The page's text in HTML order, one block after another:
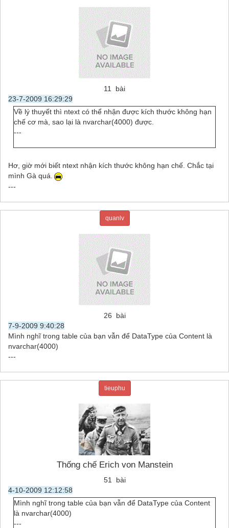
11 bài
23-7-2009 16:29:29
Về lý thuyết thì ntext có thể nhận được kích thước không hạn
chế cơ mà, sao lại là nvarchar(4000) được.
---
Hơ, giờ mới biết ntext nhận kích thước không hạn chế. Chắc tại
mình Gà quá.
---
quanlv
26 bài
7-9-2009 9:40:28
Mình nghĩ trong table của bạn vẫn để DataType của Content là
nvarchar(4000)
---
tieuphu
Thống chế Erich von Manstein
51 bài
4-10-2009 12:12:58
Mình nghĩ trong table của bạn vẫn để DataType của Content
là nvarchar(4000)
---